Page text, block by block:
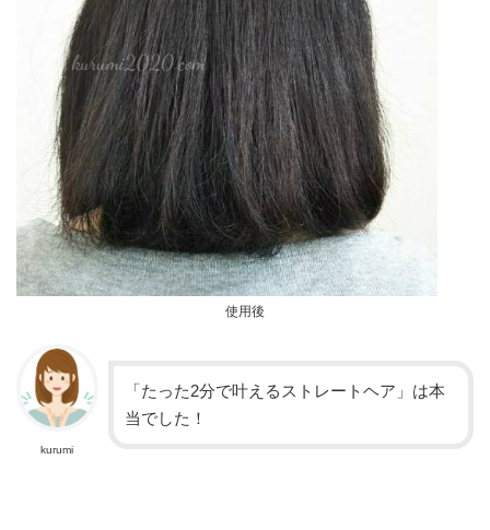
使用後
kurumi
「たった2分で叶えるストレートヘア」は本
当でした！